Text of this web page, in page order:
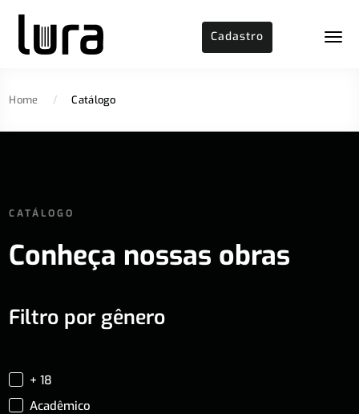
Cadastro
Home / Catálogo
CATÁLOGO
Conheça nossas obras
Filtro por gênero
+ 18
Acadêmico